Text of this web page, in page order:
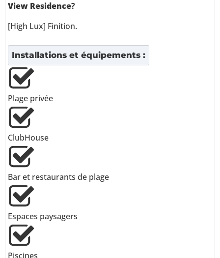
View Residence?
[High Lux] Finition.
Installations et équipements :
Plage privée
ClubHouse
Bar et restaurants de plage
Espaces paysagers
Piscines